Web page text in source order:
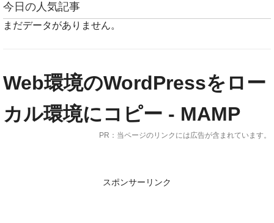
C言語
jQueryプラグイン
今日の人気記事
まだデータがありません。
Web環境のWordPressをロー
カル環境にコピー - MAMP
PR：当ページのリンクには広告が含まれています。
スポンサーリンク